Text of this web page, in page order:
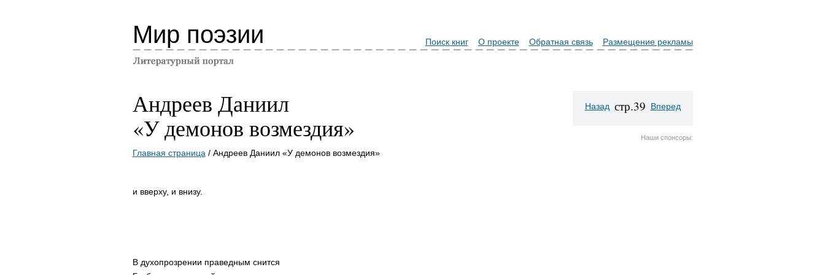
Мир поэзии Поиск книг О проекте Обратная связь Размещение рекламы
Андреев Даниил
«У демонов возмездия»
Главная страница / Андреев Даниил «У демонов возмездия»
и вверху, и внизу.
В духопрозрении праведным снится
Назад стр.39 Вперед
Наши спонсоры: